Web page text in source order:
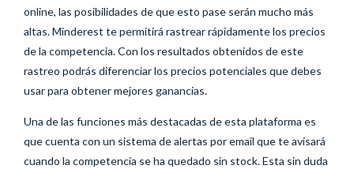
online, las posibilidades de que esto pase serán mucho más
altas. Minderest te permitirá rastrear rápidamente los precios
de la competencia. Con los resultados obtenidos de este
rastreo podrás diferenciar los precios potenciales que debes
usar para obtener mejores ganancias.
Una de las funciones más destacadas de esta plataforma es
que cuenta con un sistema de alertas por email que te avisará
cuando la competencia se ha quedado sin stock. Esta sin duda